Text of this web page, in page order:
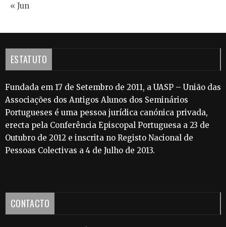
« Jun
ESTATUTO
Fundada em 17 de Setembro de 2011, a UASP – União das
Associações dos Antigos Alunos dos Seminários
Portugueses é uma pessoa jurídica canónica privada,
erecta pela Conferência Episcopal Portuguesa a 23 de
Outubro de 2012 e inscrita no Registo Nacional de
Pessoas Colectivas a 4 de Julho de 2013.
CONTACTO